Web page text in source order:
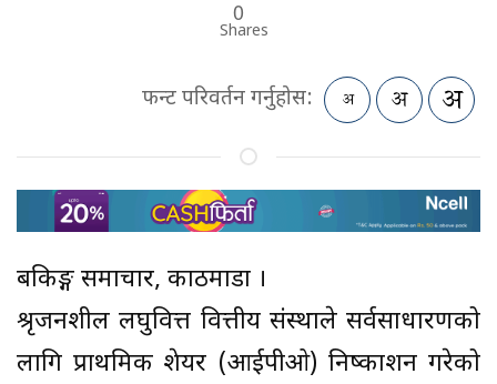
0
Shares
फन्ट परिवर्तन गर्नुहोस:
बैंकिङ्ग समाचार, काठमाडौं ।
श्रृजनशील लघुवित्त वित्तीय संस्थाले सर्वसाधारणको
लागि प्राथमिक शेयर (आईपीओ) निष्काशन गरेको